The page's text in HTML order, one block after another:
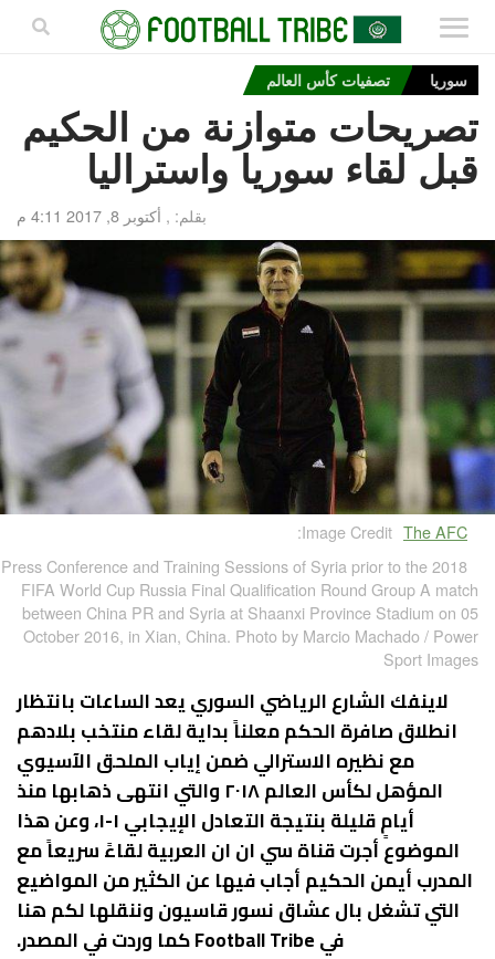
سوريا تصفيات كأس العالم
تصريحات متوازنة من الحكيم
قبل لقاء سوريا واستراليا
بقلم: , أكتوبر 8, 2017 4:11 م
Image Credit: The AFC
Press Conference and Training Sessions of Syria prior to the 2018
FIFA World Cup Russia Final Qualification Round Group A match
between China PR and Syria at Shaanxi Province Stadium on 05
October 2016, in Xian, China. Photo by Marcio Machado / Power
Sport Images
لاينفك الشارع الرياضي السوري يعد الساعات بانتظار
انطلاق صافرة الحكم معلناً بداية لقاء منتخب بلادهم
مع نظيره الاسترالي ضمن إياب الملحق الآسيوي
المؤهل لكأس العالم ٢٠١٨ والتي انتهى ذهابها منذ
أيامٍ قليلة بنتيجة التعادل الإيجابي ١-١، وعن هذا
الموضوع أجرت قناة سي ان ان العربية لقاءً سريعاً مع
المدرب أيمن الحكيم أجاب فيها عن الكثير من المواضيع
التي تشغل بال عشاق نسور قاسيون وننقلها لكم هنا
في Football Tribe كما وردت في المصدر.